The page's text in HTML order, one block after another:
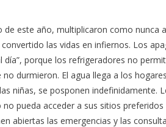
de este año, multiplicaron como nunca
las vidas en infiernos. Los
porque los refrigeradores no
durmieron. El agua llega a los
niñas, se posponen indefinidamente.
pueda acceder a sus sitios
abiertas las emergencias y las